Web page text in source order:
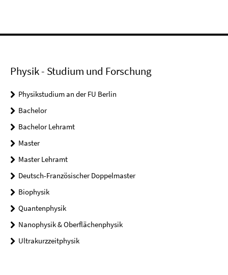
Physik - Studium und Forschung
Physikstudium an der FU Berlin
Bachelor
Bachelor Lehramt
Master
Master Lehramt
Deutsch-Französischer Doppelmaster
Biophysik
Quantenphysik
Nanophysik & Oberflächenphysik
Ultrakurzzeitphysik